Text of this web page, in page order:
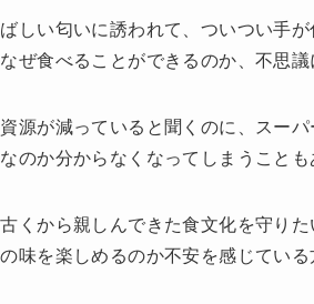
しい匂いに誘われて、ついつい手
ぜ食べることができるのか、不思議
源が減っていると聞くのに、スー
のか分からなくなってしまうことも
くから親しんできた食文化を守り
味を楽しめるのか不安を感じている